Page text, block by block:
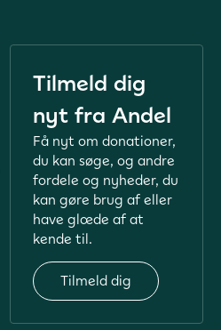
Tilmeld dig
nyt fra Andel
Få nyt om donationer,
du kan søge, og andre
fordele og nyheder, du
kan gøre brug af eller
have glæde af at
kende til.
Tilmeld dig